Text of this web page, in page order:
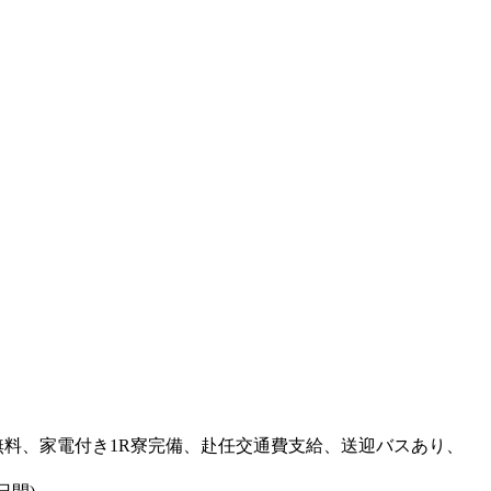
、家電付き1R寮完備、赴任交通費支給、送迎バスあり、